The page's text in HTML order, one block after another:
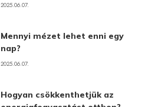
2025.06.07.
Mennyi mézet lehet enni egy
nap?
2025.06.07.
Hogyan csökkenthetjük az